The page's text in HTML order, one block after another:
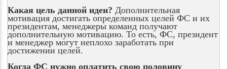
Какая цель данной идеи? Дополнительная
мотивация достигать определенных целей ФС и их
президентам, менеджеры команд получают
дополнительную мотивацию. То есть, ФС, президент
и менеджер могут неплохо заработать при
достижении целей.
Когда ФС нужно оплатить свою половину